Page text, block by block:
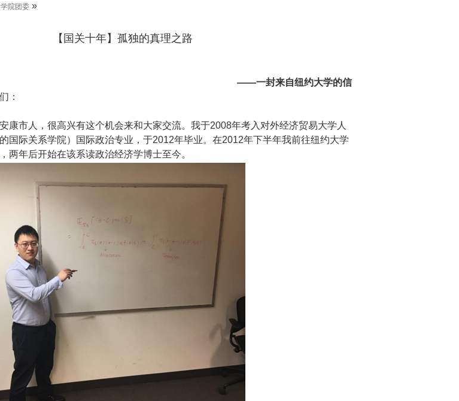
学院团委»
【国关十年】孤独的真理之路
——一封来自纽约大学的信
：
市人，很高兴有这个机会来和大家交流。我于2008年考入对外经济贸易大学人
国际关系学院）国际政治专业，于2012年毕业。在2012年下半年我前往纽约大学
两年后开始在该系读政治经济学博士至今。